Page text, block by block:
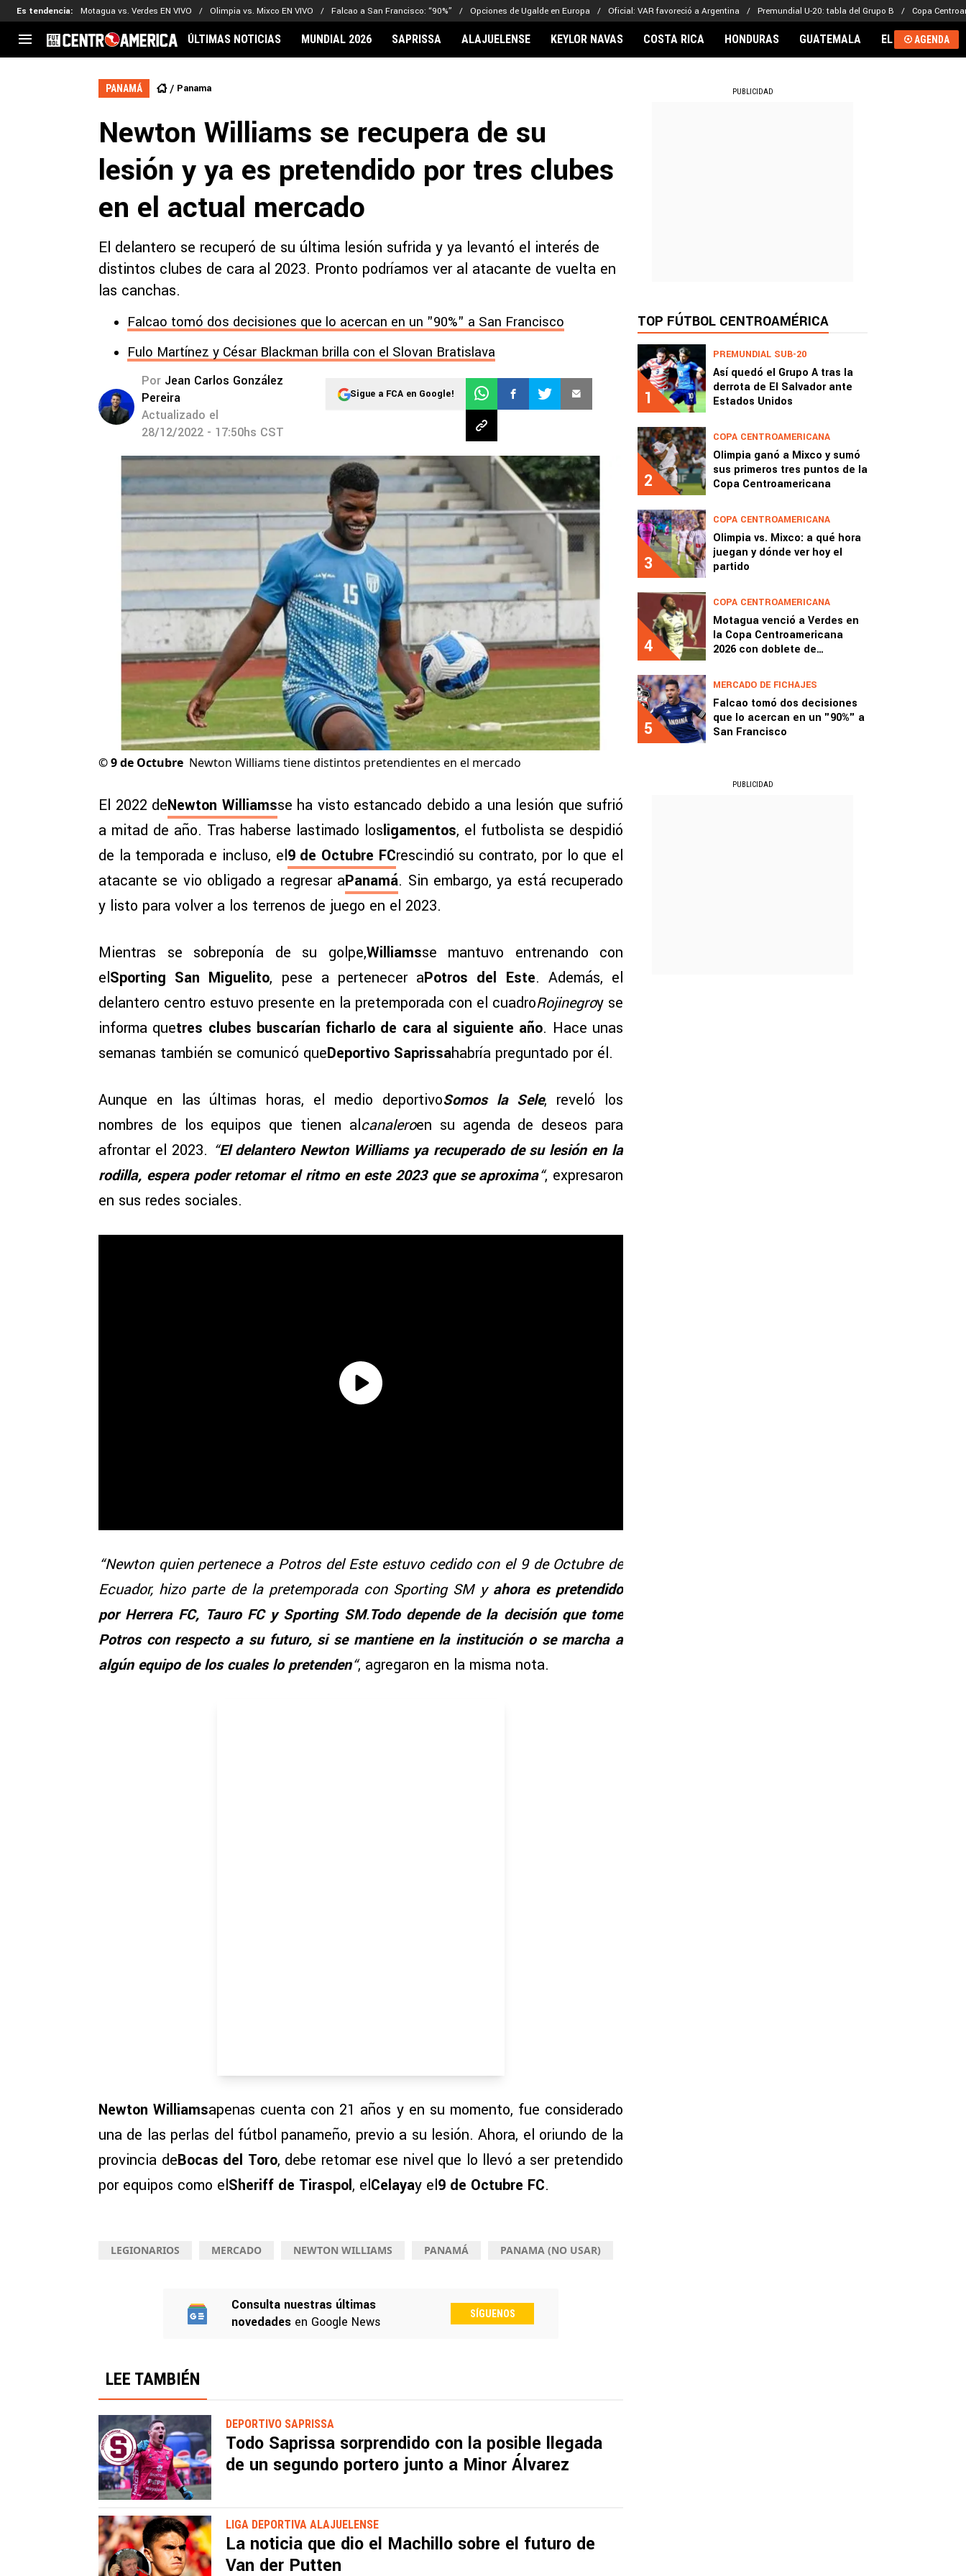
Es tendencia: Motagua vs. Verdes EN VIVO Olimpia vs. Mixco EN VIVO Falcao a San Francisco: “90%” Opciones de Ugalde en Europa Oficial: VAR favoreció a Argentina Premundial U-20: tabla del Grupo B Copa
CENTROAMÉRICA
CONCACAF
Liga de Naciones
Copa de Campeones
Copa Centroamericana
MLS
Kervin Arriaga
Adalberto Carrasquilla
Nathaniel Méndez-Laing
Alajuelense
Comunicaciones
Real Estelí
Real Madrid
ÚLTIMAS NOTICIAS MUNDIAL 2026 SAPRISSA ALAJUELENSE KEYLOR NAVAS COSTA RICA HONDURAS GUATEMALA EL SALVADOR
AGENDA
PANAMÁ Panama
Newton Williams se recupera de su
lesión y ya es pretendido por tres clubes
en el actual mercado
El delantero se recuperó de su última lesión sufrida y ya levantó el interés de
distintos clubes de cara al 2023. Pronto podríamos ver al atacante de vuelta en
las canchas.
Falcao tomó dos decisiones que lo acercan en un "90%" a San Francisco
Fulo Martínez y César Blackman brilla con el Slovan Bratislava
Por Jean Carlos González
Pereira
Actualizado el
28/12/2022 - 17:50hs CST
Sigue a FCA en Google!
©9 de Octubre Newton Williams tiene distintos pretendientes en el mercado
El 2022 deNewton Williamsse ha visto estancado debido a una lesión que sufrió
a mitad de año. Tras haberse lastimado losligamentos, el futbolista se despidió
de la temporada e incluso, el9 de Octubre FCrescindió su contrato, por lo que el
atacante se vio obligado a regresar aPanamá. Sin embargo, ya está recuperado
y listo para volver a los terrenos de juego en el 2023.
Mientras se sobreponía de su golpe,Williamsse mantuvo entrenando con
elSporting San Miguelito, pese a pertenecer aPotros del Este. Además, el
delantero centro estuvo presente en la pretemporada con el cuadroRojinegroy se
informa quetres clubes buscarían ficharlo de cara al siguiente año. Hace unas
semanas también se comunicó queDeportivo Saprissahabría preguntado por él.
Aunque en las últimas horas, el medio deportivoSomos la Sele, reveló los
nombres de los equipos que tienen alcanaleroen su agenda de deseos para
afrontar el 2023. “El delantero Newton Williams ya recuperado de su lesión en la
rodilla, espera poder retomar el ritmo en este 2023 que se aproxima“, expresaron
en sus redes sociales.
“Newton quien pertenece a Potros del Este estuvo cedido con el 9 de Octubre de
Ecuador, hizo parte de la pretemporada con Sporting SM y ahora es pretendido
por Herrera FC, Tauro FC y Sporting SM.Todo depende de la decisión que tome
Potros con respecto a su futuro, si se mantiene en la institución o se marcha a
algún equipo de los cuales lo pretenden“, agregaron en la misma nota.
Newton Williamsapenas cuenta con 21 años y en su momento, fue considerado
una de las perlas del fútbol panameño, previo a su lesión. Ahora, el oriundo de la
provincia deBocas del Toro, debe retomar ese nivel que lo llevó a ser pretendido
por equipos como elSheriff de Tiraspol, elCelayay el9 de Octubre FC.
LEGIONARIOS MERCADO NEWTON WILLIAMS PANAMÁ PANAMA (NO USAR)
Consulta nuestras últimas
novedades en Google News
SÍGUENOS
LEE TAMBIÉN
DEPORTIVO SAPRISSA
Todo Saprissa sorprendido con la posible llegada
de un segundo portero junto a Minor Álvarez
LIGA DEPORTIVA ALAJUELENSE
La noticia que dio el Machillo sobre el futuro de
Van der Putten
PUBLICIDAD
TOP FÚTBOL CENTROAMÉRICA
1
PREMUNDIAL SUB-20
Así quedó el Grupo A tras la
derrota de El Salvador ante
Estados Unidos
2
COPA CENTROAMERICANA
Olimpia ganó a Mixco y sumó
sus primeros tres puntos de la
Copa Centroamericana
3
COPA CENTROAMERICANA
Olimpia vs. Mixco: a qué hora
juegan y dónde ver hoy el
partido
4
COPA CENTROAMERICANA
Motagua venció a Verdes en
la Copa Centroamericana
2026 con doblete de
5
MERCADO DE FICHAJES
Falcao tomó dos decisiones
que lo acercan en un "90%" a
San Francisco
PUBLICIDAD